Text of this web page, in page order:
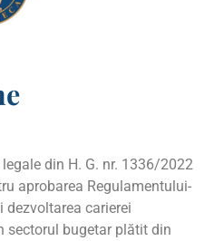
din H. G. nr. 1336/2022
aprobarea Regulamentului-
dezvoltarea carierei
sectorul bugetar plătit din